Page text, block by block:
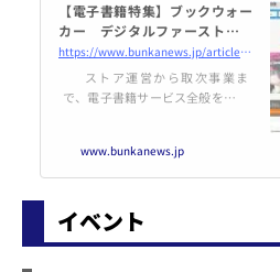
【電子書籍特集】ブックウォー
カー デジタルファーストが進
む海外出版のニーズに応える -
文化通信デジタル
https://www.bunkanews.jp/article/237090/
ストア運営から取次事業ま
で、電子書籍サービス全般を手掛
のサービス拡充を進める一方で、
最近特に力を入れているのが、海
www.bunkanews.jp
イベント